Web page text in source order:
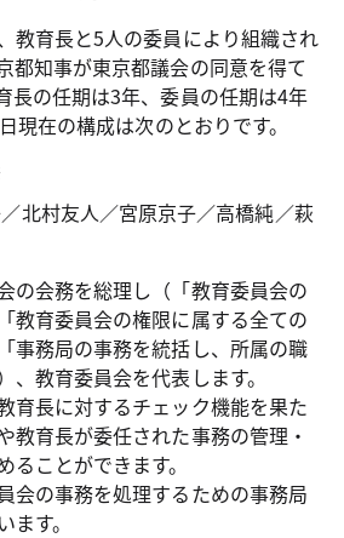
教育長と5人の委員により組織され
都知事が東京都議会の同意を得て
長の任期は3年、委員の任期は4年
現在の構成は次のとおりです。
北村友人／宮原京子／高橋純／萩
の会務を総理し（「教育委員会の
教育委員会の権限に属する全ての
事務局の事務を統括し、所属の職
、教育委員会を代表します。
育長に対するチェック機能を果た
教育長が委任された事務の管理・
ことができます。
会の事務を処理するための事務局
す。